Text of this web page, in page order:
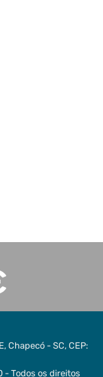
Chapecó - SC, CEP:
- Todos os direitos